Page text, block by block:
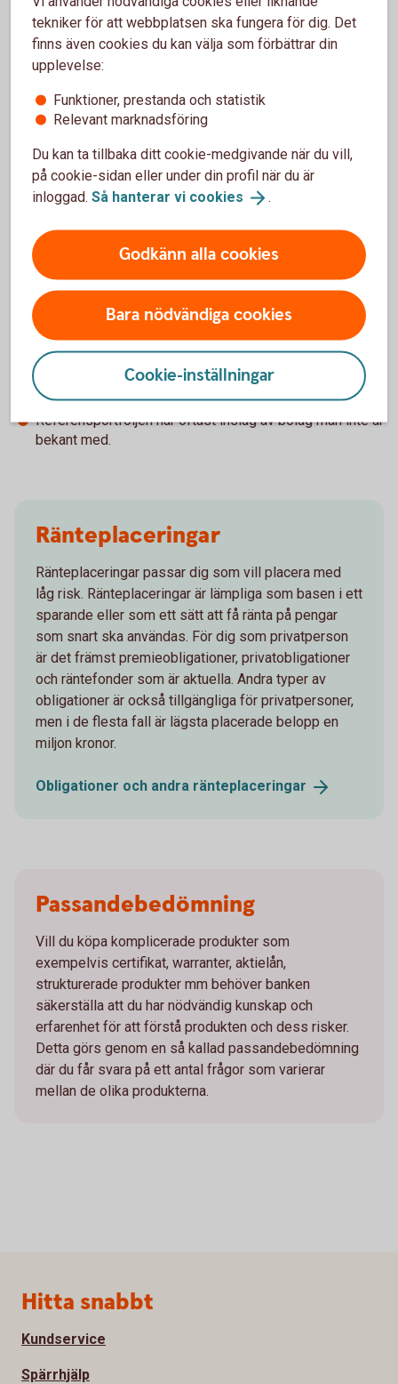
strukturerade komplexa
obligationer
Fördelar
Erbjuder en hög kupong jämfört med traditionella
företagsobligationer.
Risknivån kan skräddarsys efter investerarens
Kan handlas i lägre poster än 1 000 000 kr.
Nackdelar
Väsentligt mer komplexa än traditionella obligationer
och omfattas därmed av fler riskfaktorer att beakta vid
investering.
Konstruktionen kring återbetalning av underliggande
belopp och kupong varierar.
Referensportföljen har oftast inslag av bolag man inte är
bekant med.
Ränteplaceringar
Ränteplaceringar passar dig som vill placera med
låg risk. Ränteplaceringar är lämpliga som basen i ett
sparande eller som ett sätt att få ränta på pengar
som snart ska användas. För dig som privatperson
är det främst premieobligationer, privatobligationer
och räntefonder som är aktuella. Andra typer av
obligationer är också tillgängliga för privatpersoner,
men i de flesta fall är lägsta placerade belopp en
miljon kronor.
Obligationer och andra ränteplaceringar
Passandebedömning
Vill du köpa komplicerade produkter som
exempelvis certifikat, warranter, aktielån,
strukturerade produkter mm behöver banken
säkerställa att du har nödvändig kunskap och
erfarenhet för att förstå produkten och dess risker.
Detta görs genom en så kallad passandebedömning
där du får svara på ett antal frågor som varierar
mellan de olika produkterna.
tekniker för att webbplatsen ska fungera för dig. Det
finns även cookies du kan välja som förbättrar din
upplevelse:
Funktioner, prestanda och statistik
Relevant marknadsföring
Du kan ta tillbaka ditt cookie-medgivande när du vill,
på cookie-sidan eller under din profil när du är
inloggad. Så hanterar vi cookies .
Godkänn alla cookies
Bara nödvändiga cookies
Cookie-inställningar
Sidfot
Hitta snabbt
Kundservice
Spärrhjälp